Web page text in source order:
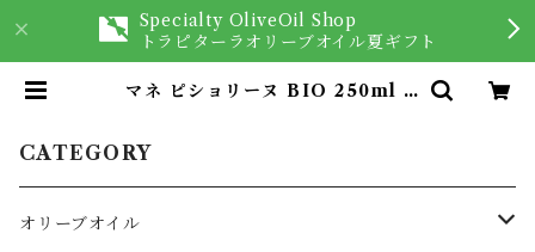
Specialty OliveOil Shop
トラピターラオリーブオイル夏ギフト
マネ ピショリーヌ BIO 250ml |
CATEGORY
オリーブオイル